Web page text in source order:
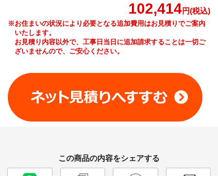
102,414円(税込)
※お住まいの状況により必要となる追加費用はお見積りでご案内
いたします。
お見積り内容以外で、工事日当日に追加請求することは一切ご
ざいませんので、ご安心ください。
この商品の内容をシェアする